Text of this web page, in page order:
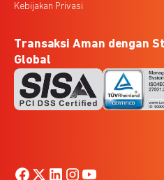
Kebijakan Privasi
Transaksi Aman dengan
Global